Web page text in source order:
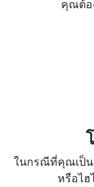
คุณต้อ
ในกรณีที่คุณเป็น
หรือไ